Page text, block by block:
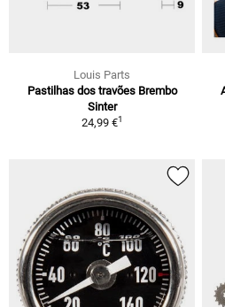
Louis Parts
Pastilhas dos travões Brembo
Sinter
24,99 €1